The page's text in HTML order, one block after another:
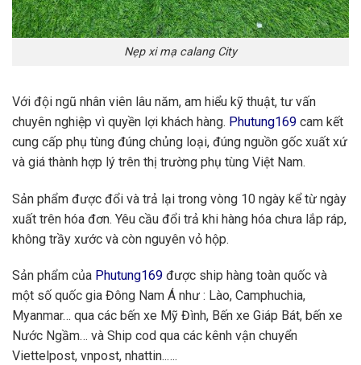
Nẹp xi mạ calang City
Với đội ngũ nhân viên lâu năm, am hiểu kỹ thuật, tư vấn
chuyên nghiệp vì quyền lợi khách hàng. Phutung169 cam kết
cung cấp phụ tùng đúng chủng loại, đúng nguồn gốc xuất xứ
và giá thành hợp lý trên thị trường phụ tùng Việt Nam.
Sản phẩm được đổi và trả lại trong vòng 10 ngày kể từ ngày
xuất trên hóa đơn. Yêu cầu đổi trả khi hàng hóa chưa lắp ráp,
không trầy xước và còn nguyên vỏ hộp.
Sản phẩm của Phutung169 được ship hàng toàn quốc và
một số quốc gia Đông Nam Á như : Lào, Camphuchia,
Myanmar… qua các bến xe Mỹ Đình, Bến xe Giáp Bát, bến xe
Nước Ngầm… và Ship cod qua các kênh vận chuyển
Viettelpost, vnpost, nhattin..….